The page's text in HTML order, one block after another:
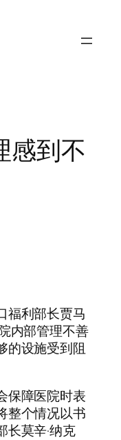
感到不
福利部长贾马
内部管理不善
的设施受到阻
保障医院时表
整个情况以书
长莫辛·纳克